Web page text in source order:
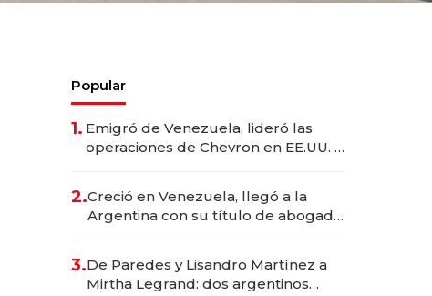
Popular
1. Emigró de Venezuela, lideró las
operaciones de Chevron en EE.UU. y
2.Creció en Venezuela, llegó a la
Argentina con su título de abogado
marcas "fast premium"
3.De Paredes y Lisandro Martínez a
Mirtha Legrand: dos argentinos